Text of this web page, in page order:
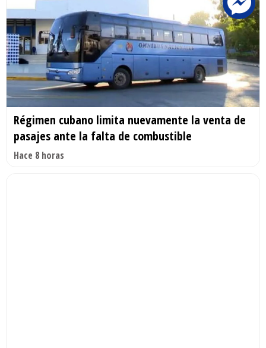
Régimen cubano limita nuevamente la venta de
pasajes ante la falta de combustible
Hace 8 horas